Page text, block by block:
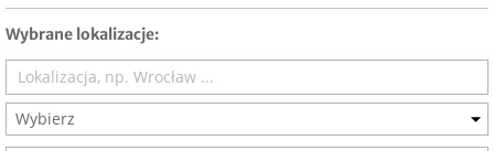
Wybrane lokalizacje:
Wybierz